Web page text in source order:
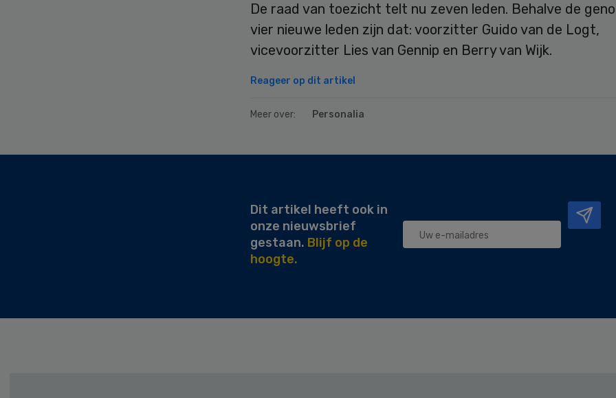
De raad van toezicht telt nu zeven leden. Behalve de
vier nieuwe leden zijn dat: voorzitter Guido van de Logt,
vicevoorzitter Lies van Gennip en Berry van Wijk.
Reageer op dit artikel
Meer over: Personalia
Dit artikel heeft ook in
onze nieuwsbrief
gestaan. Blijf op de
hoogte.